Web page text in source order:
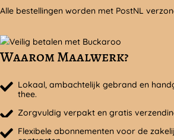
Alle bestellingen worden met PostNL
Waarom Maalwerk?
Lokaal, ambachtelijk gebrand en
thee.
Zorgvuldig verpakt en gratis
Flexibele abonnementen voor de